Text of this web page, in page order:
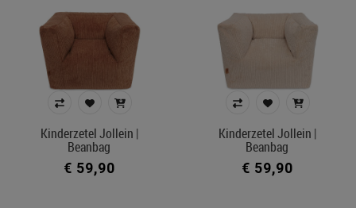
Kinderzetel Jollein |
Beanbag
€ 59,90
Kinderzetel Jollein |
Beanbag
€ 59,90